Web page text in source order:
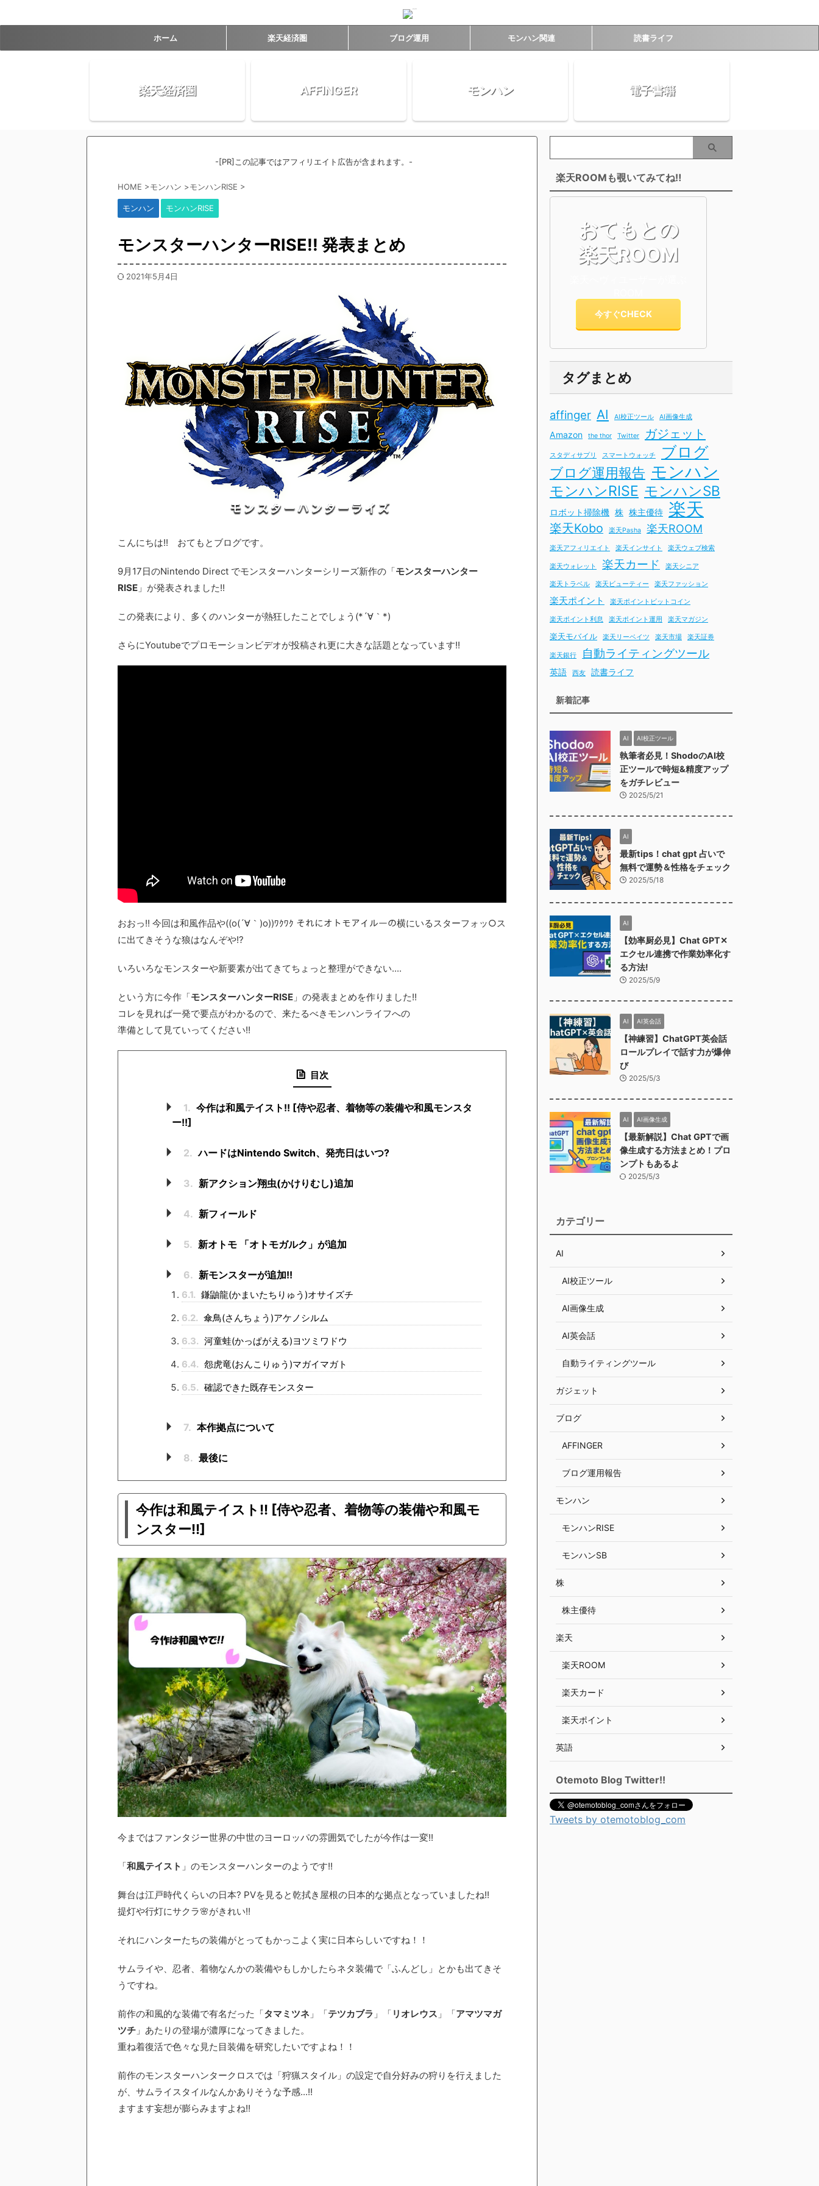
ホーム 楽天経済圏 ブログ運用 モンハン関連 読書ライフ
楽天経済圏 AFFINGER モンハン 電子書籍
-[PR]この記事ではアフィリエイト広告が含まれます。-
HOME >モンハン >モンハンRISE >
モンハン モンハンRISE
モンスターハンターRISE!! 発表まとめ
2021年5月4日
こんにちは!! おてもとブログです。
9月17日のNintendo Direct でモンスターハンターシリーズ新作の「モンスターハンター
RISE 」が発表されました!!
この発表により、多くのハンターが熱狂したことでしょう(*´∀｀*)
さらにYoutubeでプロモーションビデオが投稿され更に大きな話題となっています!!
おおっ!! 今回は和風作品や((o(´∀｀)o))ﾜｸﾜｸ それにオトモアイルーの横にいるスターフォッ○ス
に出てきそうな狼はなんぞや!?
いろいろなモンスターや新要素が出てきてちょっと整理ができない....
という方に今作「モンスターハンターRISE 」の発表まとめを作りました!!
コレを見れば一発で要点がわかるので、来たるべきモンハンライフへの
準備として見ていってください!!
目次
1. 今作は和風テイスト!! [侍や忍者、着物等の装備や和風モンスタ
ー!!]
2. ハードはNintendo Switch、発売日はいつ?
3. 新アクション翔虫(かけりむし)追加
4. 新フィールド
5. 新オトモ 「オトモガルク」が追加
6. 新モンスターが追加!!
6.1. 鎌鼬龍(かまいたちりゅう)オサイズチ
6.2. 傘鳥(さんちょう)アケノシルム
6.3. 河童蛙(かっぱがえる)ヨツミワドウ
6.4. 怨虎竜(おんこりゅう)マガイマガト
6.5. 確認できた既存モンスター
7. 本作拠点について
8. 最後に
今作は和風テイスト!! [侍や忍者、着物等の装備や和風モ
ンスター!!]
今まではファンタジー世界の中世のヨーロッパの雰囲気でしたが今作は一変!!
「和風テイスト 」のモンスターハンターのようです!!
舞台は江戸時代くらいの日本? PVを見ると乾拭き屋根の日本的な拠点となっていましたね!!
提灯や行灯にサクラ🌸がきれい!!
それにハンターたちの装備がとってもかっこよく実に日本らしいですね！！
サムライや、忍者、着物なんかの装備やもしかしたらネタ装備で「ふんどし」とかも出てきそ
うですね。
前作の和風的な装備で有名だった「タマミツネ 」「テツカブラ 」「 リオレウス 」「アマツマガ
ツチ 」あたりの登場が濃厚になってきました。
重ね着復活で色々な見た目装備を研究したいですよね！！
前作のモンスターハンタークロスでは「狩猟スタイル」の設定で自分好みの狩りを行えました
が、サムライスタイルなんかありそうな予感...!!
ますます妄想が膨らみますよね!!
楽天ROOMも覗いてみてね‼
おてもとの
楽天ROOM
今すぐCHECK
タグまとめ
affinger AI AI校正ツール AI画像生成
Amazon the thor Twitter ガジェット
スタディサプリ スマートウォッチ ブログ
ブログ運用報告 モンハン
モンハンRISE モンハンSB
ロボット掃除機 株 株主優待 楽天
楽天Kobo 楽天Pasha 楽天ROOM
楽天アフィリエイト 楽天インサイト 楽天ウェブ検索
楽天ウォレット 楽天カード 楽天シニア
楽天トラベル 楽天ビューティー 楽天ファッション
楽天ポイント 楽天ポイントビットコイン
楽天ポイント利息 楽天ポイント運用 楽天マガジン
楽天モバイル 楽天リーベイツ 楽天市場 楽天証券
楽天銀行 自動ライティングツール
英語 西友 読書ライフ
新着記事
AI AI校正ツール
執筆者必見！ShodoのAI校
正ツールで時短&精度アップ
をガチレビュー
2025/5/21
AI
最新tips！chat gpt 占いで
無料で運勢＆性格をチェック
2025/5/18
AI
【効率厨必見】Chat GPT✕
エクセル連携で作業効率化す
る方法!
2025/5/9
AI AI英会話
【神練習】ChatGPT英会話
ロールプレイで話す力が爆伸
び
2025/5/3
AI AI画像生成
【最新解説】Chat GPTで画
像生成する方法まとめ！プロ
ンプトもあるよ
2025/5/3
カテゴリー
AI
AI校正ツール
AI画像生成
AI英会話
自動ライティングツール
ガジェット
ブログ
AFFINGER
ブログ運用報告
モンハン
モンハンRISE
モンハンSB
株
株主優待
楽天
楽天ROOM
楽天カード
楽天ポイント
英語
Otemoto Blog Twitter!!
Tweets by otemotoblog_com